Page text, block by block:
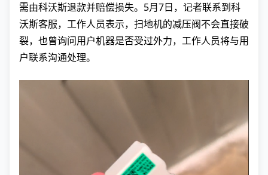
需由科沃斯退款并赔偿损失。5月7日，记者联系到科
沃斯客服，工作人员表示，扫地机的减压阀不会直接破
裂，也曾询问用户机器是否受过外力，工作人员将与用
户联系沟通处理。